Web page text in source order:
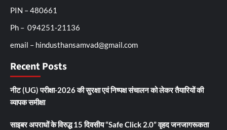
PIN – 480661
Ph – 094251-21136
email – hindusthansamvad@gmail.com
Recent Posts
नीट (UG) परीक्षा-2026 की सुरक्षा एवं निष्पक्ष संचालन को लेकर तैयारियों की
व्यापक समीक्षा
साइबर अपराधों के विरुद्ध 15 दिवसीय “Safe Click 2.0” वृहद जनजागरूकता